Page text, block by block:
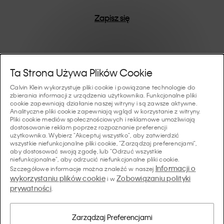
Zapisz się
Pomoc I Wsparcie
FAQ
Status zamówienia
Zamówienia i Dostawa
Zwroty i Zwroty Pieniędzy
Płatności
Tabela Rozmiarów
Kolekcje
#MYCALVINS
Calvin Klein Collection
Calvin Klein Underwear
Calvin Klein Sport
Wskazówki I Poradniki
Przewodnik po bieliźnie damskiej
Przewodnik po bieliźnie męskiej
Przewodnik po krojach jeansów damskich
O Nas
O Marce Calvin Klein
Dane Firmy
Język/ Kraj
Ta Strona Używa Plików Cookie
Calvin Klein wykorzystuje pliki cookie i powiązane technologie do
zbierania informacji z urządzenia użytkownika. Funkcjonalne pliki
cookie zapewniają działanie naszej witryny i są zawsze aktywne.
Analityczne pliki cookie zapewniają wgląd w korzystanie z witryny.
Pliki cookie mediów społecznościowych i reklamowe umożliwiają
dostosowanie reklam poprzez rozpoznanie preferencji
użytkownika. Wybierz "Akceptuj wszystko", aby zatwierdzić
wszystkie niefunkcjonalne pliki cookie, "Zarządzaj preferencjami",
aby dostosować swoją zgodę, lub "Odrzuć wszystkie
niefunkcjonalne", aby odrzucić niefunkcjonalne pliki cookie.
Szczegółowe informacje można znaleźć w naszej Informacji o
wykorzystaniu plików cookiei wZobowiązaniu polityki
prywatności.
Zarządzaj Preferencjami